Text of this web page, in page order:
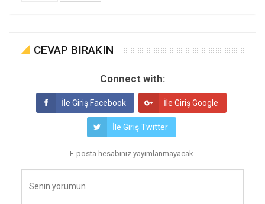
CEVAP BIRAKIN
Connect with:
İle Giriş Facebook İle Giriş Google
İle Giriş Twitter
E-posta hesabınız yayımlanmayacak.